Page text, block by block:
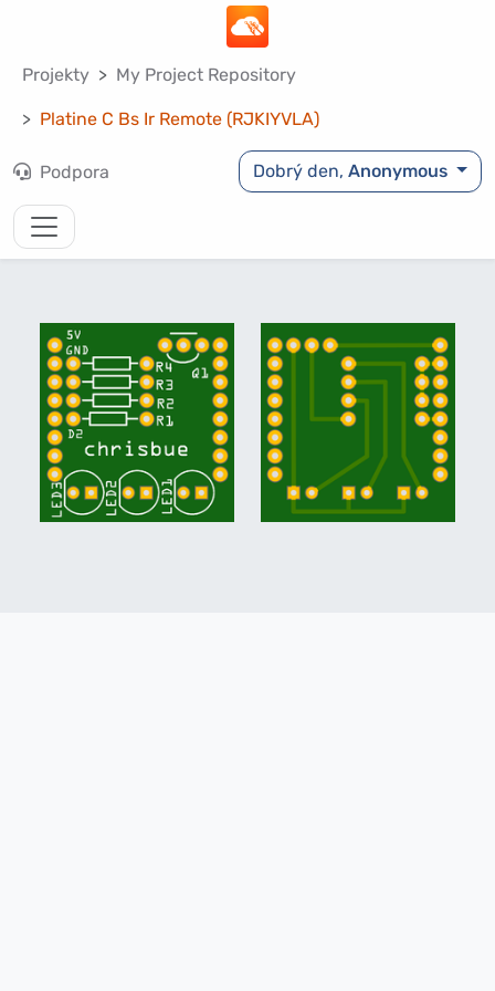
Projekty My Project Repository
Platine C Bs Ir Remote (RJKIYVLA)
Podpora Dobrý den,Anonymous